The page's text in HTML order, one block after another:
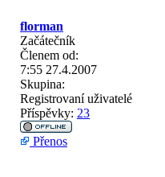
florman
Začátečník
Členem od:
7:55 27.4.2007
Skupina:
Registrovaní uživatelé
Příspěvky: 23
Přenos